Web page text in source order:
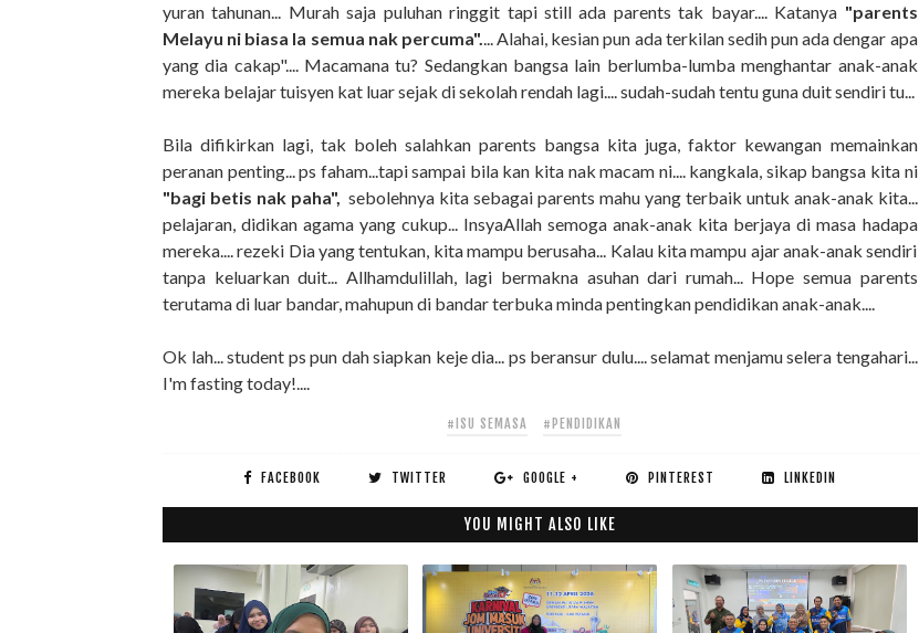
yuran tahunan... Murah saja puluhan ringgit tapi still ada parents tak bayar.... Katanya "parents
Melayu ni biasa la semua nak percuma".... Alahai, kesian pun ada terkilan sedih pun ada dengar apa
yang dia cakap".... Macamana tu? Sedangkan bangsa lain berlumba-lumba menghantar anak-anak
mereka belajar tuisyen kat luar sejak di sekolah rendah lagi.... sudah-sudah tentu guna duit sendiri tu...
Bila difikirkan lagi, tak boleh salahkan parents bangsa kita juga, faktor kewangan memainkan
peranan penting... ps faham...tapi sampai bila kan kita nak macam ni.... kangkala, sikap bangsa kita ni
"bagi betis nak paha", sebolehnya kita sebagai parents mahu yang terbaik untuk anak-anak kita...
pelajaran, didikan agama yang cukup... InsyaAllah semoga anak-anak kita berjaya di masa hadapa
mereka.... rezeki Dia yang tentukan, kita mampu berusaha... Kalau kita mampu ajar anak-anak sendiri
tanpa keluarkan duit... Allhamdulillah, lagi bermakna asuhan dari rumah... Hope semua parents
terutama di luar bandar, mahupun di bandar terbuka minda pentingkan pendidikan anak-anak....
Ok lah... student ps pun dah siapkan keje dia... ps beransur dulu.... selamat menjamu selera tengahari...
I'm fasting today!....
#ISU SEMASA #PENDIDIKAN
FACEBOOK TWITTER GOOGLE + PINTEREST LINKEDIN
YOU MIGHT ALSO LIKE